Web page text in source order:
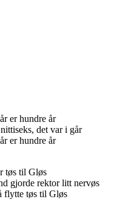
er hundre år
det var i går
er hundre år
tøs til Gløs
gjorde rektor litt nervøs
flytte tøs til Gløs